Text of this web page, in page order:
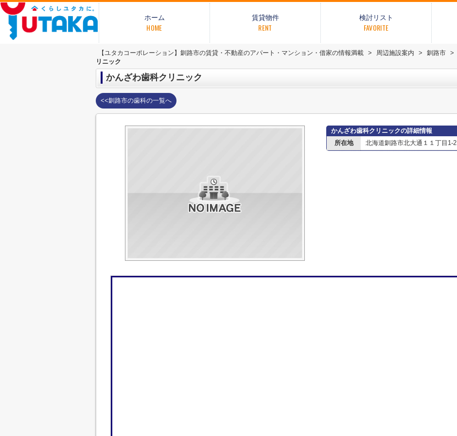
ホーム
HOME
賃貸物件
RENT
検討リスト
FAVORITE
【ユタカコーポレーション】釧路市の賃貸・不動産のアパート・マンション・借家の情報満載 > 周辺施設案内 > 釧路市 >
リニック
かんざわ歯科クリニック
<<釧路市の歯科の一覧へ
かんざわ歯科クリニックの詳細情報
所在地
北海道釧路市北大通１１丁目1-2